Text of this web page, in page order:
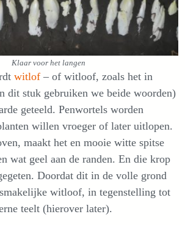
Klaar voor het langen
witlof – of witloof, zoals het in
dit stuk gebruiken we beide woorden)
geteeld. Penwortels worden
willen vroeger of later uitlopen.
maakt het en mooie witte spitse
wat geel aan de randen. En die krop
Doordat dit in de volle grond
witloof, in tegenstelling tot
teelt (hierover later).